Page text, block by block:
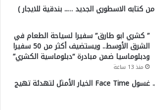
كتابه الاسطوري الجديد ….. بندقية للايجار )
” كشري ابو طارق” سفيرا لسياحة الطعام في
الشرق الأوسط.. ويستضيف أكثر من 50 سفيرا
ودبلوماسيا ضمن مبادرة “دبلوماسية الكشري”
منذ 13 ساعة
قوة الشاي الأخضر.. غسول Face Time الخيار الأمثل لتهدئة تهيج